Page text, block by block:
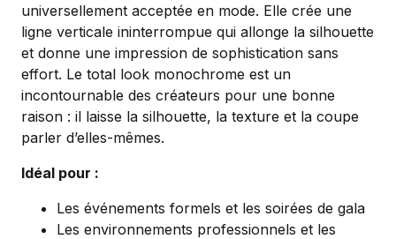
universellement acceptée en mode. Elle crée une
ligne verticale ininterrompue qui allonge la silhouette
et donne une impression de sophistication sans
effort. Le total look monochrome est un
incontournable des créateurs pour une bonne
raison : il laisse la silhouette, la texture et la coupe
parler d’elles-mêmes.
Idéal pour :
Les événements formels et les soirées de gala
Les environnements professionnels et les